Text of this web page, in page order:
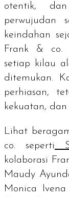
otentik,
perwujudan
keindahan
Frank & co.
setiap kilau
ditemukan.
perhiasan,
kekuatan,
Lihat
co. seperti
kolaborasi
Maudy
Monica